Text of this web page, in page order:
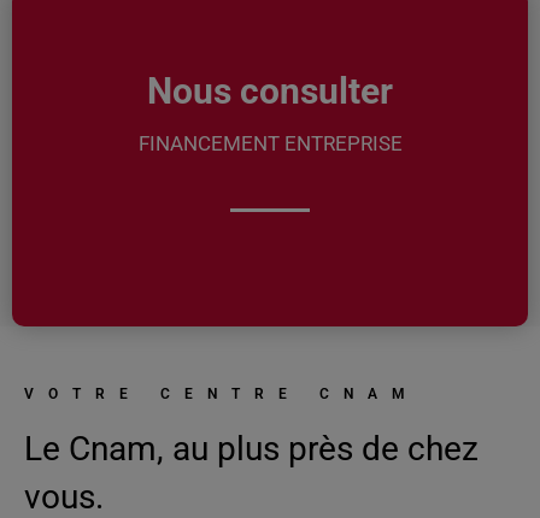
Nous consulter
FINANCEMENT ENTREPRISE
VOTRE CENTRE CNAM
Le Cnam, au plus près de chez
vous.